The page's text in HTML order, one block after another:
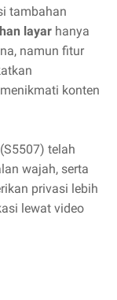
tambahan
layar hanya
namun fitur
konten
telah
wajah, serta
privasi lebih
lewat video